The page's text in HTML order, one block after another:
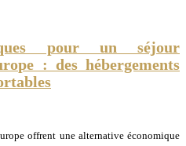
pour un séjour
: des hébergements
offrent une alternative économique